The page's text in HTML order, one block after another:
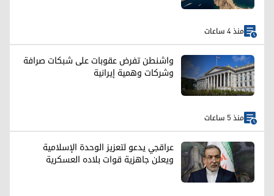
منذ 4 ساعات
واشنطن تفرض عقوبات على شبكات صرافة
وشركات وهمية إيرانية
منذ 5 ساعات
عراقجي يدعو لتعزيز الوحدة الإسلامية
ويعلن جاهزية قوات بلاده العسكرية